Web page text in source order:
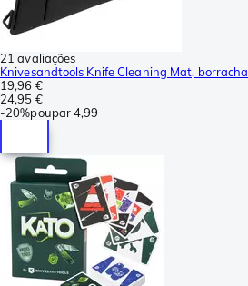
21 avaliações
Knivesandtools Knife Cleaning Mat, borracha
19,96 €
24,95 €
-20%poupar4,99